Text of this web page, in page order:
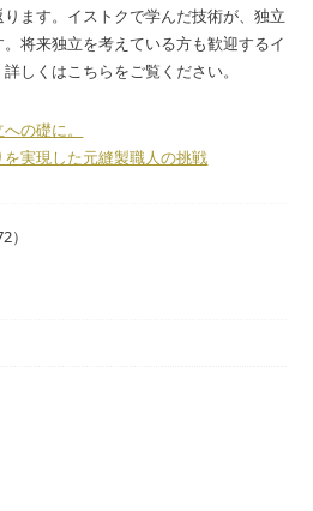
ます。イストクで学んだ技術が、独立
将来独立を考えている方も歓迎するイ
しくはこちらをご覧ください。
の礎に。
実現した元縫製職人の挑戦
）